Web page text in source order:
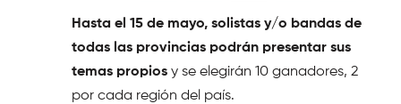
Hasta el 15 de mayo, solistas y/o bandas de
todas las provincias podrán presentar sus
temas propios y se elegirán 10 ganadores, 2
por cada región del país.